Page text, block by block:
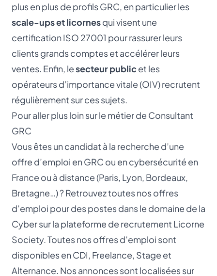
plus en plus de profils GRC, en particulier les
scale-ups et licornesqui visent une
certificationISO 27001 pour rassurer leurs
clients grands comptes et accélérer leurs
ventes. Enfin, lesecteur public et les
opérateurs d’importance vitale (OIV) recrutent
régulièrement sur ces sujets.
Pour aller plus loin sur le métier de Consultant
GRC
Vous êtes un candidat à la recherche d’une
offre d’emploi en GRC ou en cybersécurité en
France ou à distance (Paris, Lyon, Bordeaux,
Bretagne…) ? Retrouvez toutes nos offres
d’emploi pour des postes dans le domaine de la
Cyber sur la plateforme de recrutement Licorne
Society. Toutes nos offres d’emploi sont
disponibles en CDI, Freelance, Stage et
Alternance. Nos annonces sont localisées sur